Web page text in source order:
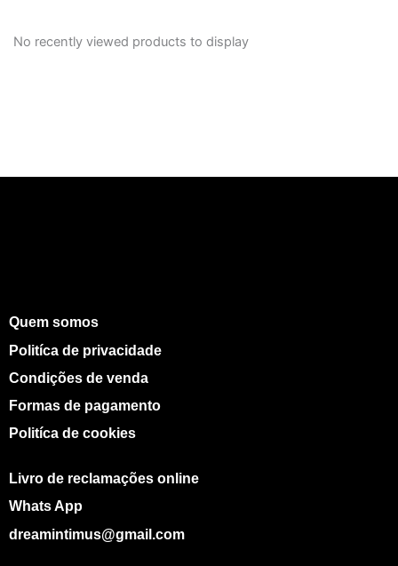
No recently viewed products to display
Quem somos
Politíca de privacidade
Condições de venda
Formas de pagamento
Politíca de cookies
Livro de reclamações online
Whats App
dreamintimus@gmail.com